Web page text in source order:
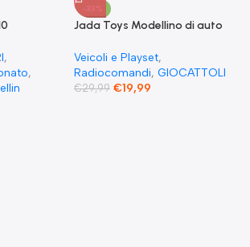
e 1
,
,
-33%
Jada Toys Modellino di auto
Comandata RC 1970
Dominique Toretto Dodge
Charger 1:55
Veicoli e Playset,
Radiocomandi, GIOCATTOLI
€29,99 €19,99